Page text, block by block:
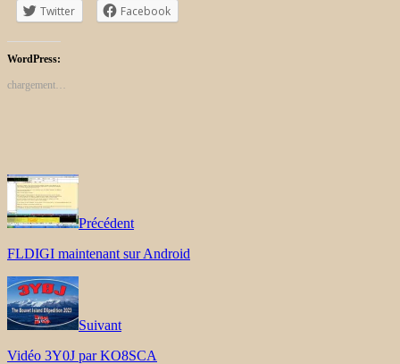
Twitter Facebook
WordPress:
chargement…
Précédent
FLDIGI maintenant sur Android
Suivant
Vidéo 3Y0J par KO8SCA